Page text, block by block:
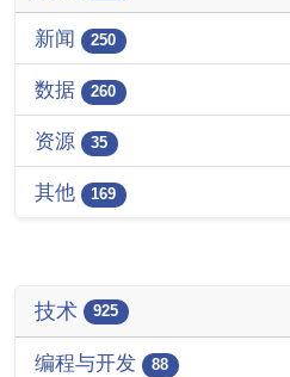
新闻 250
数据 260
资源 35
其他 169
技术 925
编程与开发 88